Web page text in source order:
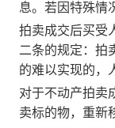
息。若因特殊情
拍卖成交后买受
二条的规定：拍
的难以实现的，
对于不动产拍卖
卖标的物，重新